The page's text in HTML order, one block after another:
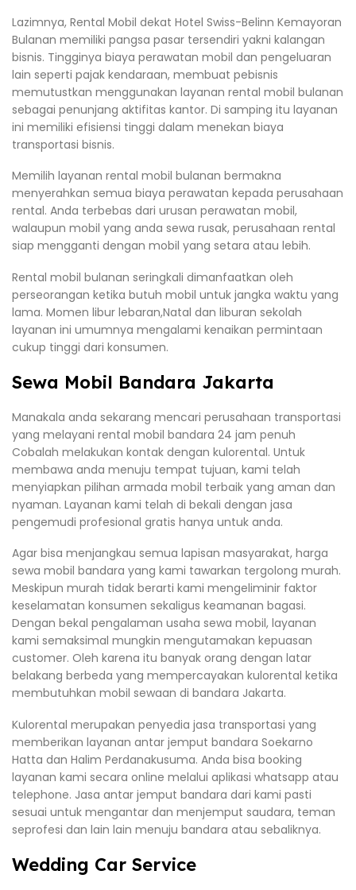
Lazimnya, Rental Mobil dekat Hotel Swiss-Belinn Kemayoran
Bulanan memiliki pangsa pasar tersendiri yakni kalangan
bisnis. Tingginya biaya perawatan mobil dan pengeluaran
lain seperti pajak kendaraan, membuat pebisnis
memutustkan menggunakan layanan rental mobil bulanan
sebagai penunjang aktifitas kantor. Di samping itu layanan
ini memiliki efisiensi tinggi dalam menekan biaya
transportasi bisnis.
Memilih layanan rental mobil bulanan bermakna
menyerahkan semua biaya perawatan kepada perusahaan
rental. Anda terbebas dari urusan perawatan mobil,
walaupun mobil yang anda sewa rusak, perusahaan rental
siap mengganti dengan mobil yang setara atau lebih.
Rental mobil bulanan seringkali dimanfaatkan oleh
perseorangan ketika butuh mobil untuk jangka waktu yang
lama. Momen libur lebaran,Natal dan liburan sekolah
layanan ini umumnya mengalami kenaikan permintaan
cukup tinggi dari konsumen.
Sewa Mobil Bandara Jakarta
Manakala anda sekarang mencari perusahaan transportasi
yang melayani rental mobil bandara 24 jam penuh
Cobalah melakukan kontak dengan kulorental. Untuk
membawa anda menuju tempat tujuan, kami telah
menyiapkan pilihan armada mobil terbaik yang aman dan
nyaman. Layanan kami telah di bekali dengan jasa
pengemudi profesional gratis hanya untuk anda.
Agar bisa menjangkau semua lapisan masyarakat, harga
sewa mobil bandara yang kami tawarkan tergolong murah.
Meskipun murah tidak berarti kami mengeliminir faktor
keselamatan konsumen sekaligus keamanan bagasi.
Dengan bekal pengalaman usaha sewa mobil, layanan
kami semaksimal mungkin mengutamakan kepuasan
customer. Oleh karena itu banyak orang dengan latar
belakang berbeda yang mempercayakan kulorental ketika
membutuhkan mobil sewaan di bandara Jakarta.
Kulorental merupakan penyedia jasa transportasi yang
memberikan layanan antar jemput bandara Soekarno
Hatta dan Halim Perdanakusuma. Anda bisa booking
layanan kami secara online melalui aplikasi whatsapp atau
telephone. Jasa antar jemput bandara dari kami pasti
sesuai untuk mengantar dan menjemput saudara, teman
seprofesi dan lain lain menuju bandara atau sebaliknya.
Wedding Car Service